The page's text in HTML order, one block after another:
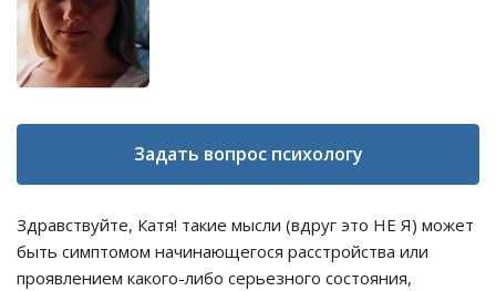
Задать вопрос психологу
Здравствуйте, Катя! такие мысли (вдруг это НЕ Я) может
быть симптомом начинающегося расстройства или
проявлением какого-либо серьезного состояния,